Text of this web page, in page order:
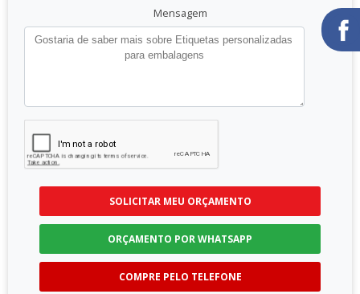
Mensagem
SOLICITAR MEU ORÇAMENTO
ORÇAMENTO POR WHATSAPP
COMPRE PELO TELEFONE